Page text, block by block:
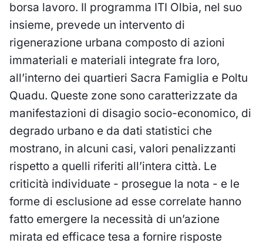
borsa lavoro. Il programma ITI Olbia, nel suo
insieme, prevede un intervento di
rigenerazione urbana composto di azioni
immateriali e materiali integrate fra loro,
all’interno dei quartieri Sacra Famiglia e Poltu
Quadu. Queste zone sono caratterizzate da
manifestazioni di disagio socio-economico, di
degrado urbano e da dati statistici che
mostrano, in alcuni casi, valori penalizzanti
rispetto a quelli riferiti all’intera città. Le
criticità individuate - prosegue la nota - e le
forme di esclusione ad esse correlate hanno
fatto emergere la necessità di un’azione
mirata ed efficace tesa a fornire risposte